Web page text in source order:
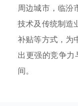
周边城市，临汾
技术及传统制造
补贴等方式，为
出更强的竞争
间。